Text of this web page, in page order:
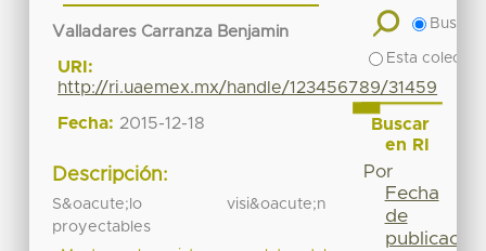
Valladares Carranza Benjamin
URI:
http://ri.uaemex.mx/handle/123456789/31459
Fecha: 2015-12-18
Descripción:
S&oacute;lo visi&oacute;n
proyectables
Buscar
Esta
Buscar
en RI
Por
Fecha
de
publicación